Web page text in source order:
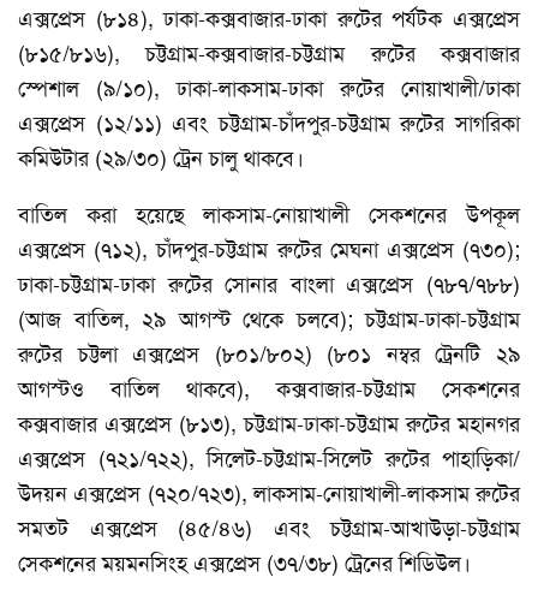
এক্সপ্রেস (৮১৪), ঢাকা-কক্সবাজার-ঢাকা রুটের পর্যটক এক্সপ্রেস
(৮১৫/৮১৬), চট্টগ্রাম-কক্সবাজার-চট্টগ্রাম রুটের কক্সবাজার
স্পেশাল (৯/১০), ঢাকা-লাকসাম-ঢাকা রুটের নোয়াখালী/ঢাকা
এক্সপ্রেস (১২/১১) এবং চট্টগ্রাম-চাঁদপুর-চট্টগ্রাম রুটের সাগরিকা
কমিউটার (২৯/৩০) ট্রেন চালু থাকবে।
বাতিল করা হয়েছে লাকসাম-নোয়াখালী সেকশনের উপকূল
এক্সপ্রেস (৭১২), চাঁদপুর-চট্টগ্রাম রুটের মেঘনা এক্সপ্রেস (৭৩০);
ঢাকা-চট্টগ্রাম-ঢাকা রুটের সোনার বাংলা এক্সপ্রেস (৭৮৭/৭৮৮)
(আজ বাতিল, ২৯ আগস্ট থেকে চলবে); চট্টগ্রাম-ঢাকা-চট্টগ্রাম
রুটের চট্টলা এক্সপ্রেস (৮০১/৮০২) (৮০১ নম্বর ট্রেনটি ২৯
আগস্টও বাতিল থাকবে), কক্সবাজার-চট্টগ্রাম সেকশনের
কক্সবাজার এক্সপ্রেস (৮১৩), চট্টগ্রাম-ঢাকা-চট্টগ্রাম রুটের মহানগর
এক্সপ্রেস (৭২১/৭২২), সিলেট-চট্টগ্রাম-সিলেট রুটের পাহাড়িকা/
উদয়ন এক্সপ্রেস (৭২০/৭২৩), লাকসাম-নোয়াখালী-লাকসাম রুটের
সমতট এক্সপ্রেস (৪৫/৪৬) এবং চট্টগ্রাম-আখাউড়া-চট্টগ্রাম
সেকশনের ময়মনসিংহ এক্সপ্রেস (৩৭/৩৮) ট্রেনের শিডিউল।